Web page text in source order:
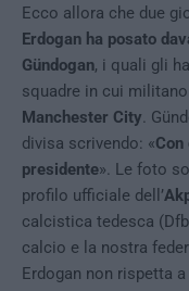
Ecco allora che due
Erdogan ha posato
Gündogan, i quali gli
squadre in cui
Manchester City.
divisa scrivendo: «
presidente». Le foto
profilo ufficiale dell’
calcistica tedesca
calcio e la nostra
Erdogan non rispetta